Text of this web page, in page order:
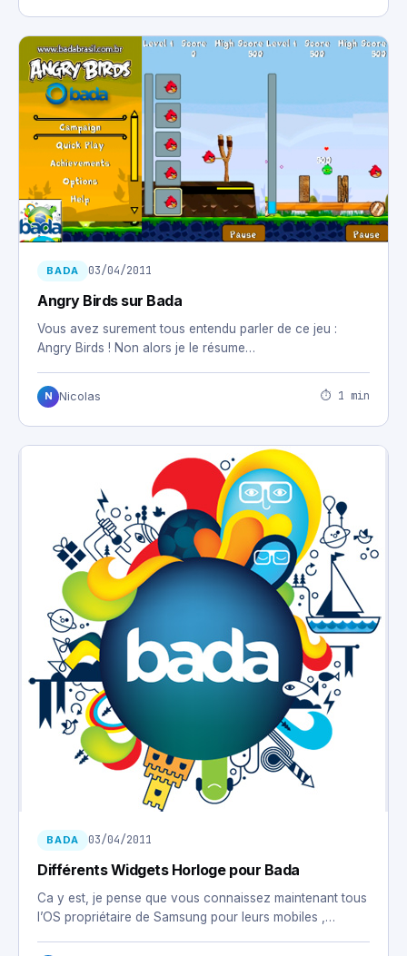
BADA 03/04/2011
Angry Birds sur Bada
Vous avez surement tous entendu parler de ce jeu :
Angry Birds ! Non alors je le résume…
N Nicolas ⏱ 1 min
BADA 03/04/2011
Différents Widgets Horloge pour Bada
Ca y est, je pense que vous connaissez maintenant tous
l’OS propriétaire de Samsung pour leurs mobiles ,…